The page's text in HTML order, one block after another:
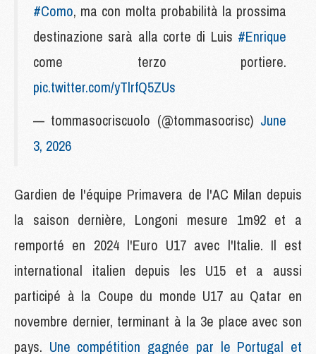
#Como, ma con molta probabilità la prossima
destinazione sarà alla corte di Luis #Enrique
come terzo portiere.
pic.twitter.com/yTlrfQ5ZUs
— tommasocriscuolo (@tommasocrisc) June
3, 2026
Gardien de l'équipe Primavera de l'AC Milan depuis
la saison dernière, Longoni mesure 1m92 et a
remporté en 2024 l'Euro U17 avec l'Italie. Il est
international italien depuis les U15 et a aussi
participé à la Coupe du monde U17 au Qatar en
novembre dernier, terminant à la 3e place avec son
pays. Une compétition gagnée par le Portugal et